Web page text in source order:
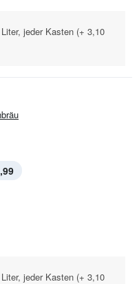
jeder Kasten (+ 3,10
jeder Kasten (+ 3,10